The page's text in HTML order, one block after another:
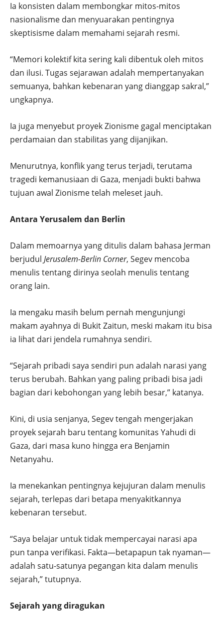
Ia konsisten dalam membongkar mitos-mitos
nasionalisme dan menyuarakan pentingnya
skeptisisme dalam memahami sejarah resmi.
“Memori kolektif kita sering kali dibentuk oleh mitos
dan ilusi. Tugas sejarawan adalah mempertanyakan
semuanya, bahkan kebenaran yang dianggap sakral,”
ungkapnya.
Ia juga menyebut proyek Zionisme gagal menciptakan
perdamaian dan stabilitas yang dijanjikan.
Menurutnya, konflik yang terus terjadi, terutama
tragedi kemanusiaan di Gaza, menjadi bukti bahwa
tujuan awal Zionisme telah meleset jauh.
Antara Yerusalem dan Berlin
Dalam memoarnya yang ditulis dalam bahasa Jerman
berjudul Jerusalem-Berlin Corner, Segev mencoba
menulis tentang dirinya seolah menulis tentang
orang lain.
Ia mengaku masih belum pernah mengunjungi
makam ayahnya di Bukit Zaitun, meski makam itu bisa
ia lihat dari jendela rumahnya sendiri.
“Sejarah pribadi saya sendiri pun adalah narasi yang
terus berubah. Bahkan yang paling pribadi bisa jadi
bagian dari kebohongan yang lebih besar,” katanya.
Kini, di usia senjanya, Segev tengah mengerjakan
proyek sejarah baru tentang komunitas Yahudi di
Gaza, dari masa kuno hingga era Benjamin
Netanyahu.
Ia menekankan pentingnya kejujuran dalam menulis
sejarah, terlepas dari betapa menyakitkannya
kebenaran tersebut.
“Saya belajar untuk tidak mempercayai narasi apa
pun tanpa verifikasi. Fakta—betapapun tak nyaman—
adalah satu-satunya pegangan kita dalam menulis
sejarah,” tutupnya.
Sejarah yang diragukan